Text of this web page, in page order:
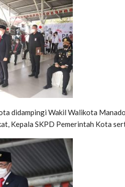
didampingi Wakil Walikota
Kepala SKPD Pemerintah Kota